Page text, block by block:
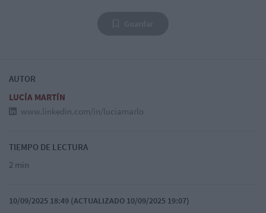
AUTOR
LUCÍA MARTÍN
www.linkedin.com/in/luciamarlo
TIEMPO DE LECTURA
2 min
10/09/2025 18:49 (ACTUALIZADO 10/09/2025 19:07)